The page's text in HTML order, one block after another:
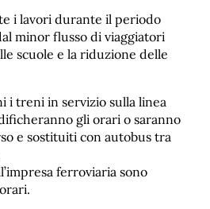
i lavori durante il periodo
minor flusso di viaggiatori
scuole e la riduzione delle
i treni in servizio sulla linea
gli orari o saranno
e sostituiti con autobus tra
ferroviaria sono